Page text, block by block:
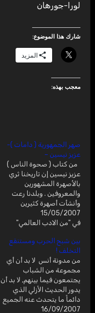
لورا-جورهان
شارك هذا الموضوع:
المزيد
معجب بهذه:
صهر الجمهورية ( دامات )-
عزيز نيسين –
من كتاب ( صحوة الناس )
عزيز نيسين إن تاريخنا ثري
بالأصهرة المشهورين
والمعروفين . وبلدنا رعت
وأنشأت أصهرة كثيرين
كالذين يزرعون الدخان ،
والفستق ، والعنب ، والبلوط .
محاصيلهم في طليعة دول
العالم .وفي مثل بلدنا الذي
رعى وأنشأ مجموعات كبيرة
من الأصهرة ..…
15/05/2007
في "من الادب العالمي"
بين شبح الحرب ومستنقع
التخلف !
من مدونة أنس ﻻ بد أن أي
مجموعة من الشباب
يجتمعون فيما بينهم, ﻻ بد أن
يدور الحديث اﻷزلي الذي
دائماً ما يتحدث عنه الجميع
في العائلة وبين اﻷصدقاء,
16/09/2007